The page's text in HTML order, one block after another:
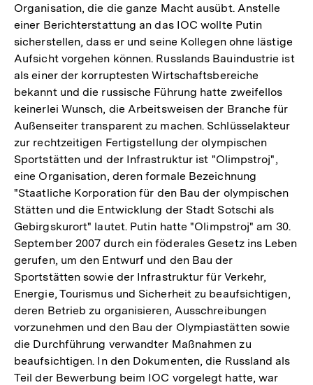
Organisation, die die ganze Macht ausübt. Anstelle
einer Berichterstattung an das IOC wollte Putin
sicherstellen, dass er und seine Kollegen ohne lästige
Aufsicht vorgehen können. Russlands Bauindustrie ist
als einer der korruptesten Wirtschaftsbereiche
bekannt und die russische Führung hatte zweifellos
keinerlei Wunsch, die Arbeitsweisen der Branche für
Außenseiter transparent zu machen. Schlüsselakteur
zur rechtzeitigen Fertigstellung der olympischen
Sportstätten und der Infrastruktur ist "Olimpstroj",
eine Organisation, deren formale Bezeichnung
"Staatliche Korporation für den Bau der olympischen
Stätten und die Entwicklung der Stadt Sotschi als
Gebirgskurort" lautet. Putin hatte "Olimpstroj" am 30.
September 2007 durch ein föderales Gesetz ins Leben
gerufen, um den Entwurf und den Bau der
Sportstätten sowie der Infrastruktur für Verkehr,
Energie, Tourismus und Sicherheit zu beaufsichtigen,
deren Betrieb zu organisieren, Ausschreibungen
vorzunehmen und den Bau der Olympiastätten sowie
die Durchführung verwandter Maßnahmen zu
beaufsichtigen. In den Dokumenten, die Russland als
Teil der Bewerbung beim IOC vorgelegt hatte, war